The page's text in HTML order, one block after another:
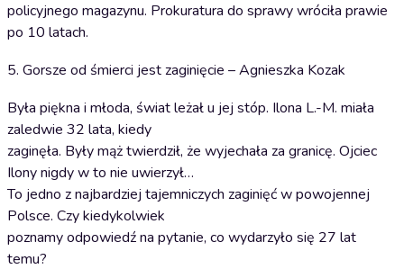
policyjnego magazynu. Prokuratura do sprawy wróciła prawie
po 10 latach.
5. Gorsze od śmierci jest zaginięcie – Agnieszka Kozak
Była piękna i młoda, świat leżał u jej stóp. Ilona L.-M. miała
zaledwie 32 lata, kiedy
zaginęła. Były mąż twierdził, że wyjechała za granicę. Ojciec
Ilony nigdy w to nie uwierzył…
To jedno z najbardziej tajemniczych zaginięć w powojennej
Polsce. Czy kiedykolwiek
poznamy odpowiedź na pytanie, co wydarzyło się 27 lat
temu?